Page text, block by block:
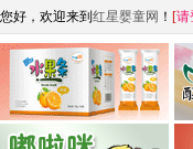
您好，欢迎来到 红星婴童网 ！ [请
江西麦嘟嘟食品有限公司